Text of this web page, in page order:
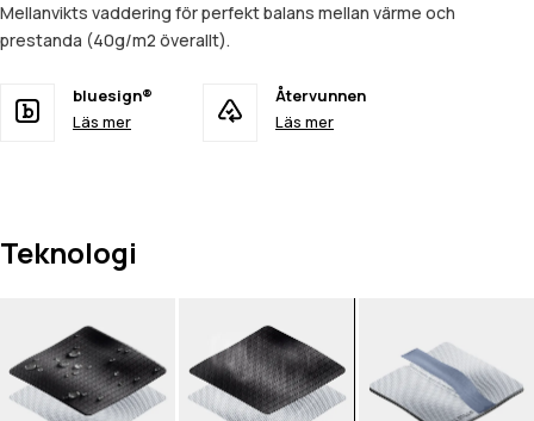
Mellanvikts vaddering för perfekt balans mellan värme och
prestanda (40g/m2 överallt).
bluesign®
Läs mer
Återvunnen
Läs mer
Teknologi